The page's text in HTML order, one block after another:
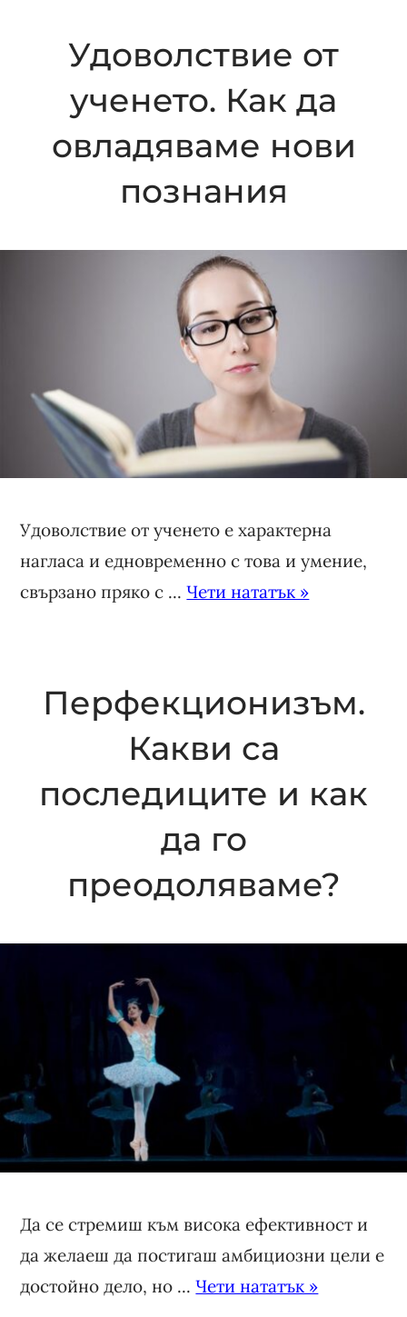
Удоволствие от
ученето. Как да
овладяваме нови
познания
Удоволствие от ученето е характерна
нагласа и едновременно с това и умение,
свързано пряко с ...Чети нататък »
Перфекционизъм.
Какви са
последиците и как
да го
преодоляваме?
Да се стремиш към висока ефективност и
да желаеш да постигаш амбициозни цели е
достойно дело, но ...Чети нататък »